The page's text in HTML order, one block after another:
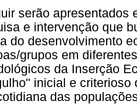
serão apresentados
e intervenção que
do desenvolvimento
grupos em
da Inserção
inicial e
das